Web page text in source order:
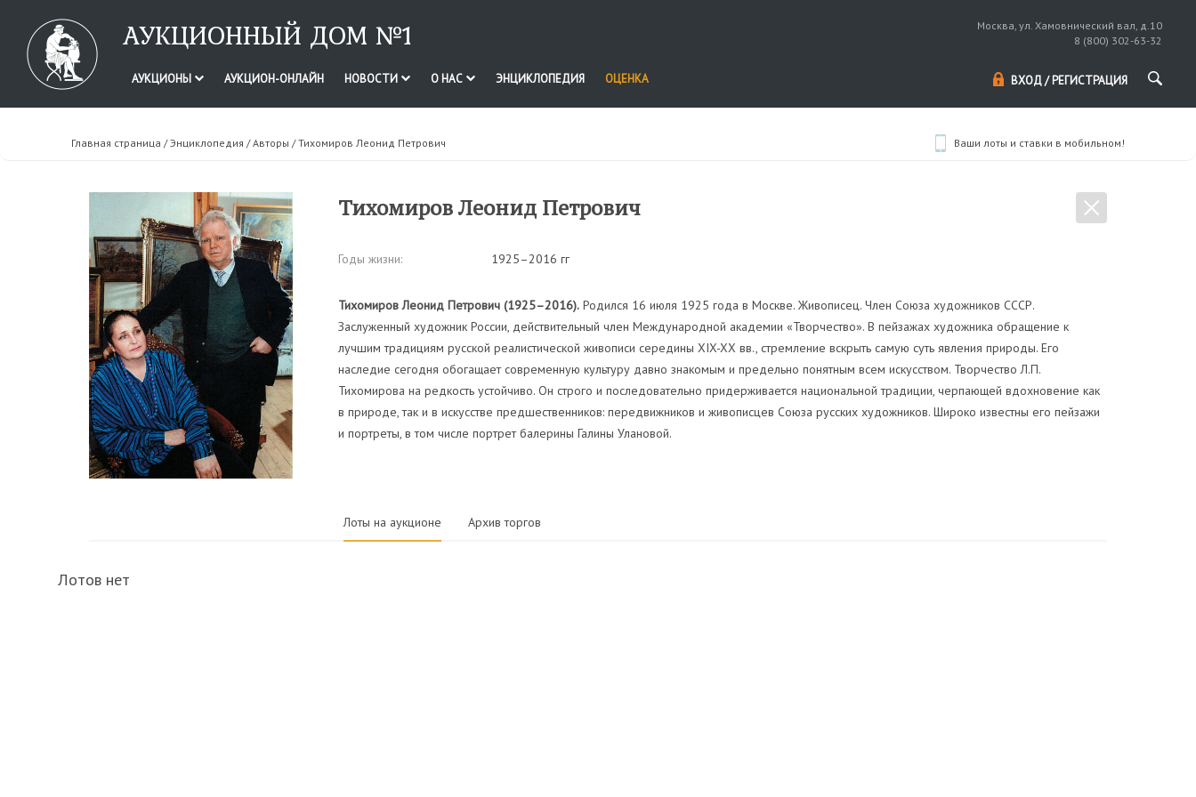
АУКЦИОННЫЙ ДОМ №1
Москва, ул. Хамовнический вал, д.10
8 (800) 302-63-32
АУКЦИОНЫ АУКЦИОН-ОНЛАЙН НОВОСТИ О НАС ЭНЦИКЛОПЕДИЯ ОЦЕНКА ВХОД / РЕГИСТРАЦИЯ
Главная страница /Энциклопедия /Авторы / Тихомиров Леонид Петрович Ваши лоты и ставки в мобильном!
Тихомиров Леонид Петрович
Годы жизни: 1925–2016 гг
Тихомиров Леонид Петрович (1925–2016).Родился 16 июля 1925 года в Москве. Живописец. Член Союза художников СССР.
Заслуженный художник России, действительный член Международной академии «Творчество». В пейзажах художника обращение к
лучшим традициям русской реалистической живописи середины XIX-XX вв., стремление вскрыть самую суть явления природы. Его
наследие сегодня обогащает современную культуру давно знакомым и предельно понятным всем искусством. Творчество Л.П.
Тихомирова на редкость устойчиво. Он строго и последовательно придерживается национальной традиции, черпающей вдохновение как
в природе, так и в искусстве предшественников: передвижников и живописцев Союза русских художников. Широко известны его пейзажи
и портреты, в том числе портрет балерины Галины Улановой.
Лоты на аукционе Архив торгов
Лотов нет